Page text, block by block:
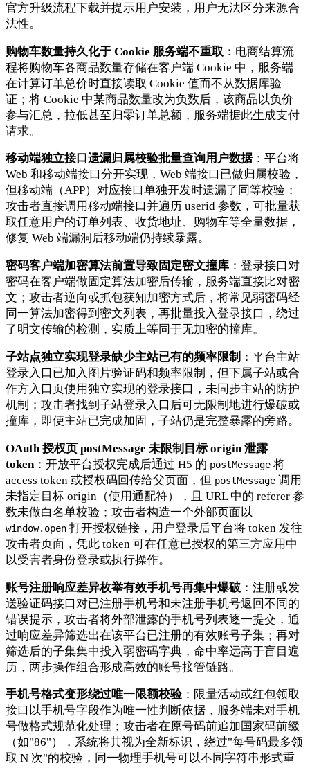
官方升级流程下载并提示用户安装，用户无法区分来源合
法性。
购物车数量持久化于 Cookie 服务端不重取 ：电商结算流
程将购物车各商品数量存储在客户端 Cookie 中，服务端
在计算订单总价时直接读取 Cookie 值而不从数据库验
证；将 Cookie 中某商品数量改为负数后，该商品以负价
参与汇总，拉低甚至归零订单总额，服务端据此生成支付
请求。
移动端独立接口遗漏归属校验批量查询用户数据：平台将
Web 和移动端接口分开实现，Web 端接口已做归属校验，
但移动端（APP）对应接口单独开发时遗漏了同等校验；
攻击者直接调用移动端接口并遍历 userid 参数，可批量获
取任意用户的订单列表、收货地址、购物车等全量数据，
修复 Web 端漏洞后移动端仍持续暴露。
密码客户端加密算法前置导致固定密文撞库 ：登录接口对
密码在客户端做固定算法加密后传输，服务端直接比对密
文；攻击者逆向或抓包获知加密方式后，将常见弱密码经
同一算法加密得到密文列表，再批量投入登录接口，绕过
了明文传输的检测，实质上等同于无加密的撞库。
子站点独立实现登录缺少主站已有的频率限制 ：平台主站
登录入口已加入图片验证码和频率限制，但下属子站或合
作方入口页使用独立实现的登录接口，未同步主站的防护
机制；攻击者找到子站登录入口后可无限制地进行爆破或
撞库，即便主站已完成加固，子站仍是完整暴露的旁路。
OAuth 授权页 postMessage 未限制目标 origin 泄露
token：开放平台授权完成后通过 H5 的 postMessage 将
access token 或授权码回传给父页面，但 postMessage 调用
未指定目标 origin（使用通配符），且 URL 中的 referer 参
数未做白名单校验；攻击者构造一个外部页面以
window.open 打开授权链接，用户登录后平台将 token 发往
攻击者页面，凭此 token 可在任意已授权的第三方应用中
以受害者身份登录或执行操作。
账号注册响应差异枚举有效手机号再集中爆破 ：注册或发
送验证码接口对已注册手机号和未注册手机号返回不同的
错误提示，攻击者将外部泄露的手机号列表逐一提交，通
过响应差异筛选出在该平台已注册的有效账号子集；再对
筛选后的子集集中投入弱密码字典，命中率远高于盲目遍
历，两步操作组合形成高效的账号接管链路。
手机号格式变形绕过唯一限额校验：限量活动或红包领取
接口以手机号字段作为唯一性判断依据，服务端未对手机
号做格式规范化处理；攻击者在原号码前追加国家码前缀
（如"86"），系统将其视为全新标识，绕过"每号码最多领
取 N 次"的校验，同一物理手机号可以不同字符串形式重